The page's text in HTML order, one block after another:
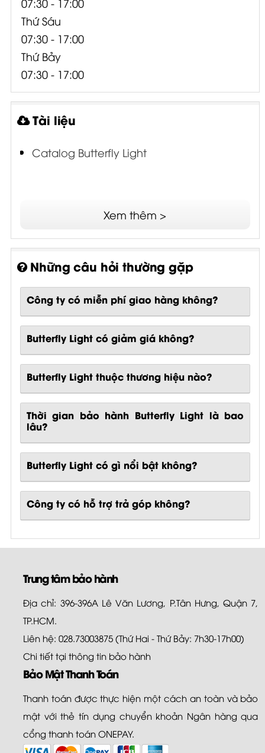
Thứ Sáu
07:30 - 17:00
Thứ Bảy
07:30 - 17:00
Tài liệu
Catalog Butterfly Light
Xem thêm >
Những câu hỏi thường gặp
Công ty có miễn phí giao hàng không?
Butterfly Light có giảm giá không?
Butterfly Light thuộc thương hiệu nào?
Thời gian bảo hành Butterfly Light là bao
lâu?
Butterfly Lightcó gì nổi bật không?
Công ty có hỗ trợ trả góp không?
Trung tâm bảo hành
Địa chỉ: 396-396A Lê Văn Lương, P.Tân Hưng, Quận 7,
TP.HCM.
Liên hệ: 028.73003875 (Thứ Hai - Thứ Bảy: 7h30-17h00)
Chi tiết tại thông tin bảo hành
Bảo Mật Thanh Toán
Thanh toán được thực hiện một cách an toàn và bảo
mật với thẻ tín dụng chuyển khoản Ngân hàng qua
cổng thanh toán ONEPAY.